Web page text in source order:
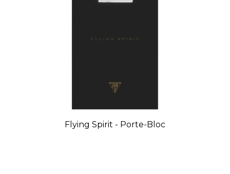
Flying Spirit - Porte-Bloc